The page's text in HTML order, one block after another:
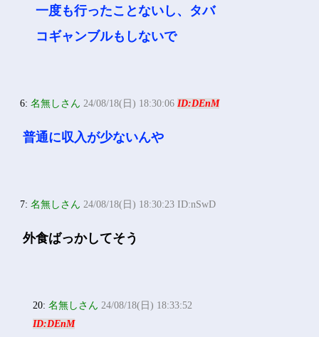
一度も行ったことないし、タバ
コギャンブルもしないで
6:名無しさん 24/08/18(日) 18:30:06ID:DEnM
普通に収入が少ないんや
7:名無しさん 24/08/18(日) 18:30:23 ID:nSwD
外食ばっかしてそう
20:名無しさん 24/08/18(日) 18:33:52
ID:DEnM